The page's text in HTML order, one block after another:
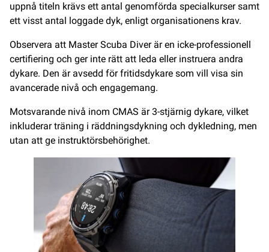
uppnå titeln krävs ett antal genomförda specialkurser samt
ett visst antal loggade dyk, enligt organisationens krav.
Observera att Master Scuba Diver är en icke-professionell
certifiering och ger inte rätt att leda eller instruera andra
dykare. Den är avsedd för fritidsdykare som vill visa sin
avancerade nivå och engagemang.
Motsvarande nivå inom CMAS är 3-stjärnig dykare, vilket
inkluderar träning i räddningsdykning och dykledning, men
utan att ge instruktörsbehörighet.